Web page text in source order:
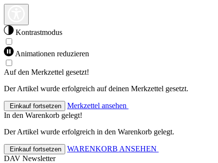
Kontrastmodus
Animationen reduzieren
Auf den Merkzettel gesetzt!
Der Artikel wurde erfolgreich auf deinen Merkzettel gesetzt.
Einkauf fortsetzen
Merkzettel ansehen
In den Warenkorb gelegt!
Der Artikel wurde erfolgreich in den Warenkorb gelegt.
Einkauf fortsetzen
WARENKORB ANSEHEN
DAV Newsletter